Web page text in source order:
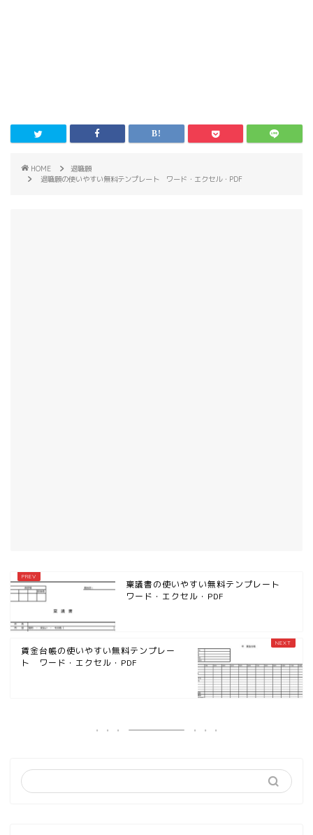
HOME
退職願
退職願の使いやすい無料テンプレート ワード・エクセル・PDF
稟議書の使いやすい無料テンプレート
ワード・エクセル・PDF
賃金台帳の使いやすい無料テンプレー
ト ワード・エクセル・PDF